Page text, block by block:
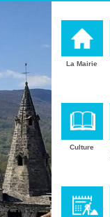
La Mairie
Culture